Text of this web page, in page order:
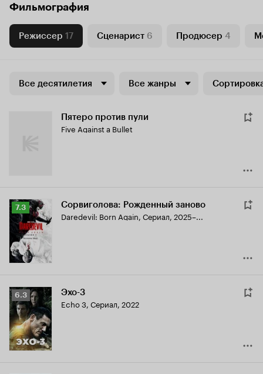
Фильмография
Режиссер 17 Сценарист 6 Продюсер 4
Все десятилетия Все жанры
Пятеро против пули
Five Against a Bullet
Рейтинг
Кинопоиска
7.3
7.3 Сорвиголова: Рожденный заново
Daredevil: Born Again, Сериал, 2025–...
Рейтинг
Кинопоиска
6.3
6.3 Эхо-3
Echo 3, Сериал, 2022